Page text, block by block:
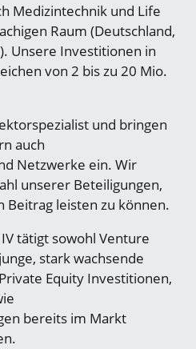
Medizintechnik und Life
Raum (Deutschland,
Unsere Investitionen in
von 2 bis zu 20 Mio.
und bringen
auch
Netzwerke ein. Wir
unserer Beteiligungen,
Beitrag leisten zu können.
tätigt sowohl Venture
stark wachsende
Equity Investitionen,
bereits im Markt